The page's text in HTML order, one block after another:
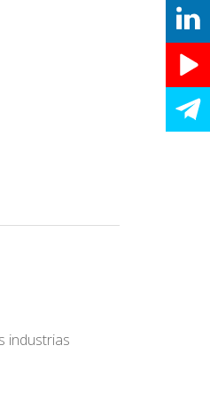
industrias